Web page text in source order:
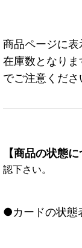
商品ページに
在庫数となり
でご注意くださ
【商品の状態に
認下さい。
●カードの状態